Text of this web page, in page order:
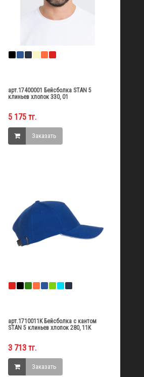
арт.17400001 Бейсболка STAN 5
клиньев хлопок 330, 01
5 175 тг.
Заказать
арт.1710011K Бейсболка с кантом
STAN 5 клиньев хлопок 280, 11K
3 713 тг.
Заказать